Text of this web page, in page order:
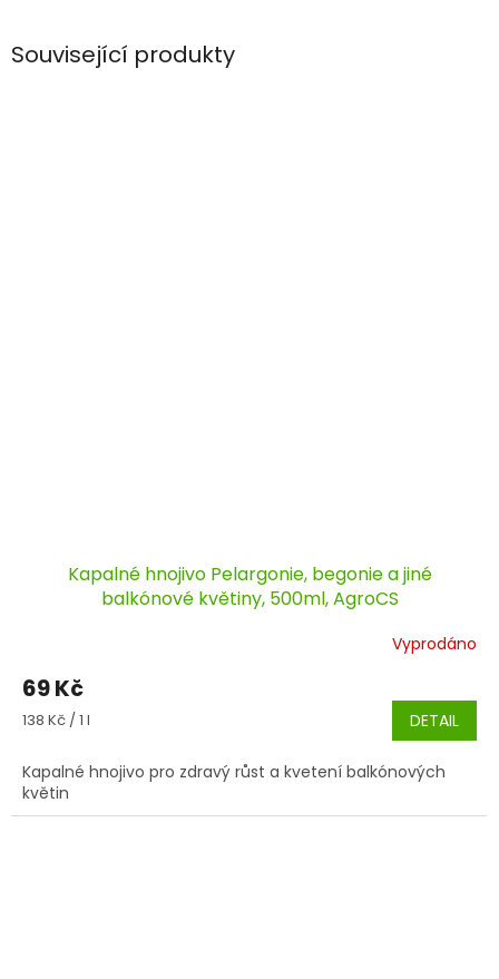
Související produkty
Kapalné hnojivo Pelargonie, begonie a jiné
balkónové květiny, 500ml, AgroCS
Vyprodáno
69 Kč
Měrná
138 Kč / 1 l DETAIL
Kapalné hnojivo pro zdravý růst a kvetení balkónových
květin